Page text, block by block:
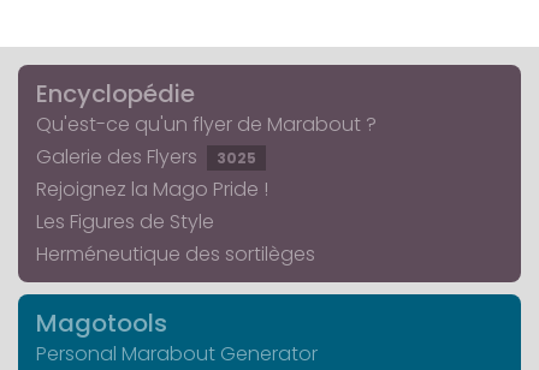
Encyclopédie
Qu'est-ce qu'un flyer de Marabout ?
Galerie des Flyers
3025
Rejoignez la Mago Pride !
Les Figures de Style
Herméneutique des sortilèges
Magotools
Personal Marabout Generator